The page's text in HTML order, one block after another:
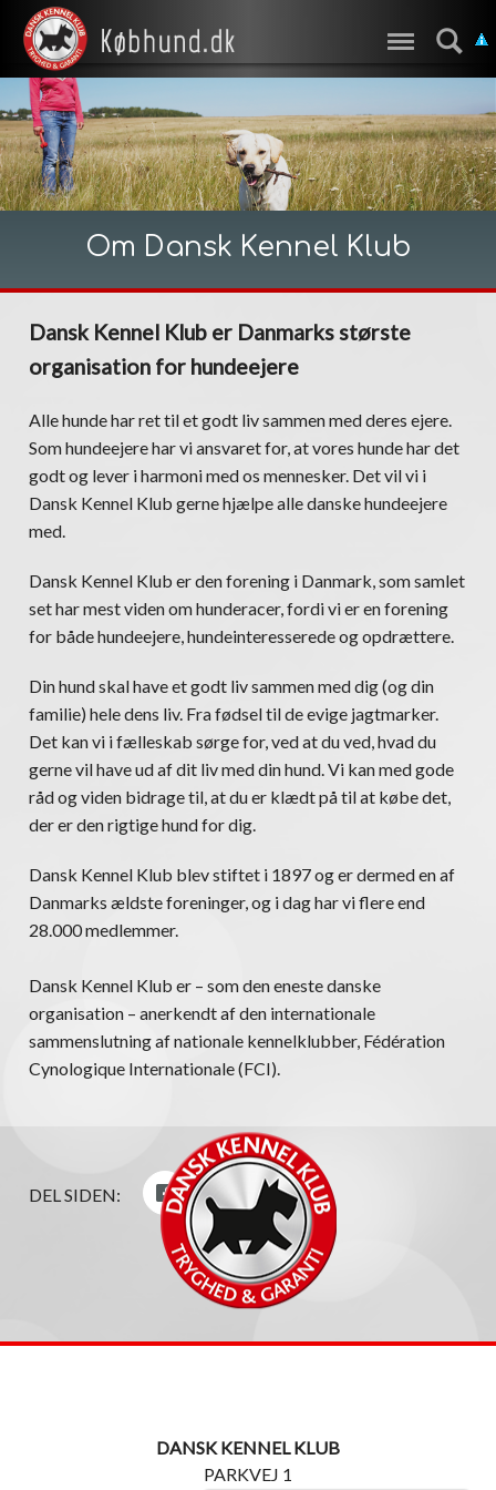
Om Dansk Kennel Klub
Dansk Kennel Klub er Danmarks største
organisation for hundeejere
Alle hunde har ret til et godt liv sammen med deres ejere.
Som hundeejere har vi ansvaret for, at vores hunde har det
godt og lever i harmoni med os mennesker. Det vil vi i
Dansk Kennel Klub gerne hjælpe alle danske hundeejere
med.
Dansk Kennel Klub er den forening i Danmark, som samlet
set har mest viden om hunderacer, fordi vi er en forening
for både hundeejere, hundeinteresserede og opdrættere.
Din hund skal have et godt liv sammen med dig (og din
familie) hele dens liv. Fra fødsel til de evige jagtmarker.
Det kan vi i fælleskab sørge for, ved at du ved, hvad du
gerne vil have ud af dit liv med din hund. Vi kan med gode
råd og viden bidrage til, at du er klædt på til at købe det,
der er den rigtige hund for dig.
Dansk Kennel Klub blev stiftet i 1897 og er dermed en af
Danmarks ældste foreninger, og i dag har vi flere end
28.000 medlemmer.
Dansk Kennel Klub er – som den eneste danske
organisation – anerkendt af den internationale
sammenslutning af nationale kennelklubber, Fédération
Cynologique Internationale (FCI).
DEL SIDEN:
DANSK KENNEL KLUB
PARKVEJ 1